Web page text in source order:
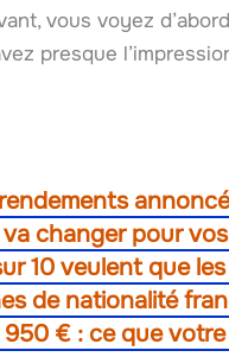
vous voyez
presque
changer pour
10 veulent que
de nationalité
950 € : ce que